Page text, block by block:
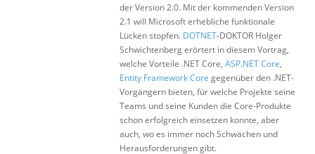
der Version 2.0. Mit der kommenden Version
2.1 will Microsoft erhebliche funktionale
Lücken stopfen. DOTNET-DOKTOR Holger
Schwichtenberg erörtert in diesem Vortrag,
welche Vorteile .NET Core, ASP.NET Core,
Entity Framework Core gegenüber den .NET-
Vorgängern bieten, für welche Projekte seine
Teams und seine Kunden die Core-Produkte
schon erfolgreich einsetzen konnte, aber
auch, wo es immer noch Schwächen und
Herausforderungen gibt.